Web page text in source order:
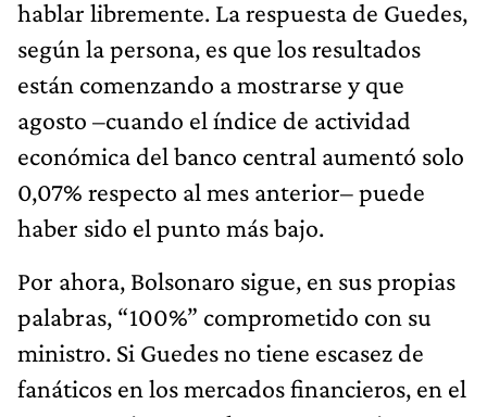
hablar libremente. La respuesta de Guedes,
según la persona, es que los resultados
están comenzando a mostrarse y que
agosto –cuando el índice de actividad
económica del banco central aumentó solo
0,07% respecto al mes anterior– puede
haber sido el punto más bajo.
Por ahora, Bolsonaro sigue, en sus propias
palabras, “100%” comprometido con su
ministro. Si Guedes no tiene escasez de
fanáticos en los mercados financieros, en el